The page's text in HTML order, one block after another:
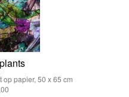
papier, 50 x 65 cm